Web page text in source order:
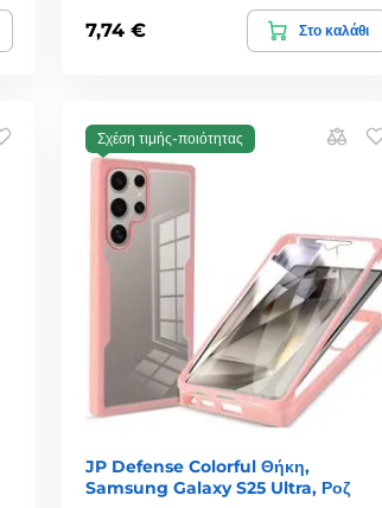
7,74 € Στο καλάθι
Σχέση τιμής-ποιότητας
JP Defense Colorful Θήκη,
Samsung Galaxy S25 Ultra, Ροζ